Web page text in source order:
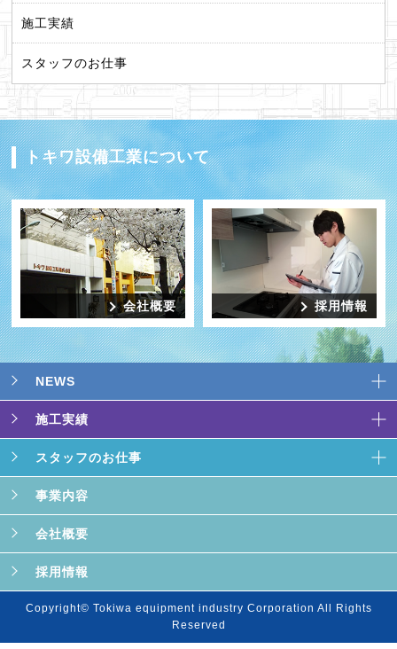
施工実績
スタッフのお仕事
トキワ設備工業について
会社概要 採用情報
NEWS
施工実績
スタッフのお仕事
事業内容
会社概要
採用情報
Copyright© Tokiwa equipment industry Corporation All Rights
Reserved